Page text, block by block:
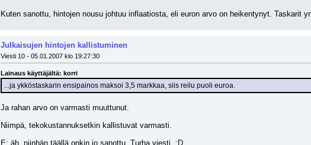
Kuten sanottu, hintojen nousu johtuu inflaatiosta, eli euron arvo on heikentynyt. Taskarit
Julkaisujen hintojen kallistuminen
Viesti 10 - 05.01.2007 klo 19:27:30
Lainaus käyttäjältä: korri
...ja ykköstaskarin ensipainos maksoi 3,5 markkaa, siis reilu puoli euroa.
Ja rahan arvo on varmasti muuttunut.
Niimpä, tekokustannuksetkin kallistuvat varmasti.
E: äh, niinhän täällä onkin jo sanottu. Turha viesti. :D